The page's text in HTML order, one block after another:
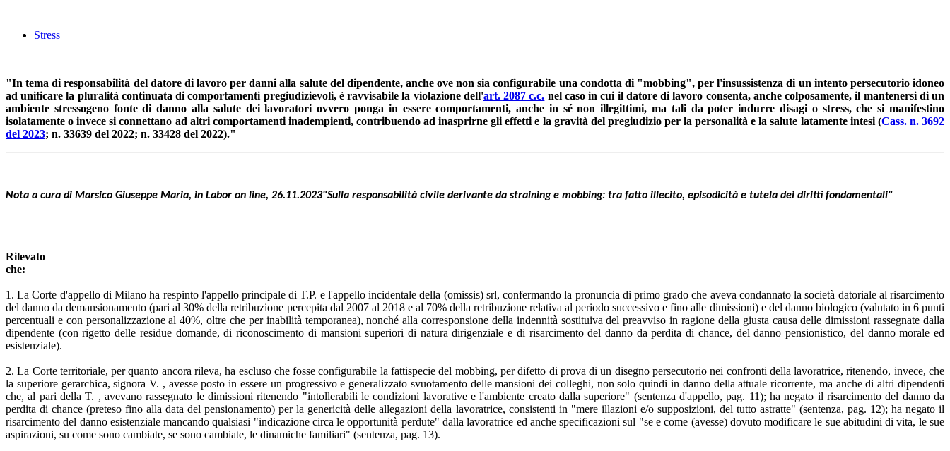
Stress
"In tema di responsabilità del datore di lavoro per danni alla salute del dipendente, anche ove non sia configurabile una condotta di "mobbing", per l'insussistenza di un intento persecutorio idoneo
ad unificare la pluralità continuata di comportamenti pregiudizievoli, è ravvisabile la violazione dell'art. 2087 c.c. nel caso in cui il datore di lavoro consenta, anche colposamente, il mantenersi di un
ambiente stressogeno fonte di danno alla salute dei lavoratori ovvero ponga in essere comportamenti, anche in sé non illegittimi, ma tali da poter indurre disagi o stress, che si manifestino
isolatamente o invece si connettano ad altri comportamenti inadempienti, contribuendo ad inasprirne gli effetti e la gravità del pregiudizio per la personalità e la salute latamente intesi (Cass. n. 3692
del 2023; n. 33639 del 2022; n. 33428 del 2022)."
Nota a cura di Marsico Giuseppe Maria, in Labor on line, 26.11.2023"Sulla responsabilità civile derivante da straining e mobbing: tra fatto illecito, episodicità e tutela dei diritti fondamentali"
Rilevato
che:
1. La Corte d'appello di Milano ha respinto l'appello principale di T.P. e l'appello incidentale della (omissis) srl, confermando la pronuncia di primo grado che aveva condannato la società datoriale al risarcimento
del danno da demansionamento (pari al 30% della retribuzione percepita dal 2007 al 2018 e al 70% della retribuzione relativa al periodo successivo e fino alle dimissioni) e del danno biologico (valutato in 6 punti
percentuali e con personalizzazione al 40%, oltre che per inabilità temporanea), nonché alla corresponsione della indennità sostituiva del preavviso in ragione della giusta causa delle dimissioni rassegnate dalla
dipendente (con rigetto delle residue domande, di riconoscimento di mansioni superiori di natura dirigenziale e di risarcimento del danno da perdita di chance, del danno pensionistico, del danno morale ed
esistenziale).
2. La Corte territoriale, per quanto ancora rileva, ha escluso che fosse configurabile la fattispecie del mobbing, per difetto di prova di un disegno persecutorio nei confronti della lavoratrice, ritenendo, invece, che
la superiore gerarchica, signora V. , avesse posto in essere un progressivo e generalizzato svuotamento delle mansioni dei colleghi, non solo quindi in danno della attuale ricorrente, ma anche di altri dipendenti
che, al pari della T. , avevano rassegnato le dimissioni ritenendo "intollerabili le condizioni lavorative e l'ambiente creato dalla superiore" (sentenza d'appello, pag. 11); ha negato il risarcimento del danno da
perdita di chance (preteso fino alla data del pensionamento) per la genericità delle allegazioni della lavoratrice, consistenti in "mere illazioni e/o supposizioni, del tutto astratte" (sentenza, pag. 12); ha negato il
risarcimento del danno esistenziale mancando qualsiasi "indicazione circa le opportunità perdute" dalla lavoratrice ed anche specificazioni sul "se e come (avesse) dovuto modificare le sue abitudini di vita, le sue
aspirazioni, su come sono cambiate, se sono cambiate, le dinamiche familiari" (sentenza, pag. 13).